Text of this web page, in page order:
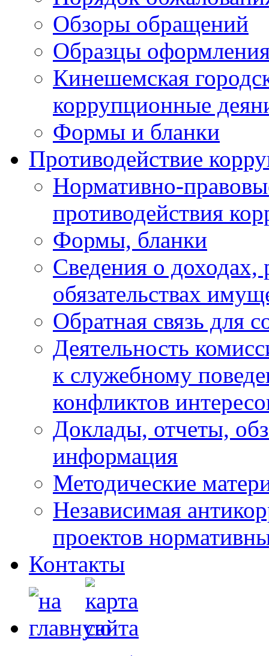
Обзоры обращений
Образцы
Кинешемская
коррупционные
Формы и бланки
Противодействие
Нормативно-
противодействия
Формы, бланки
Сведения о доходах,
обязательствах
Обратная связь для
Деятельность
к служебному
конфликтов
Доклады, отчеты,
информация
Методические
Независимая
проектов
Контакты